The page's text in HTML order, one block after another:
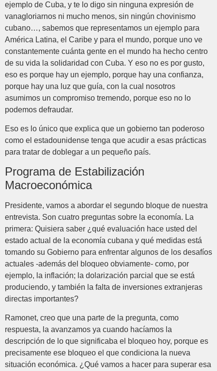
ejemplo de Cuba, y te lo digo sin ninguna expresión de
vanagloriarnos ni mucho menos, sin ningún chovinismo
cubano…, sabemos que representamos un ejemplo para
América Latina, el Caribe y para el mundo, porque uno ve
constantemente cuánta gente en el mundo ha hecho centro
de su vida la solidaridad con Cuba. Y eso no es por gusto,
eso es porque hay un ejemplo, porque hay una confianza,
porque hay una luz que guía, con la cual nosotros
asumimos un compromiso tremendo, porque eso no lo
podemos defraudar.
Eso es lo único que explica que un gobierno tan poderoso
como el estadounidense tenga que acudir a esas prácticas
para tratar de doblegar a un pequeño país.
Programa de Estabilización
Macroeconómica
Presidente, vamos a abordar el segundo bloque de nuestra
entrevista. Son cuatro preguntas sobre la economía. La
primera: Quisiera saber ¿qué evaluación hace usted del
estado actual de la economía cubana y qué medidas está
tomando su Gobierno para enfrentar algunos de los desafíos
actuales -además del bloqueo obviamente- como, por
ejemplo, la inflación; la dolarización parcial que se está
produciendo, y también la falta de inversiones extranjeras
directas importantes?
Ramonet, creo que una parte de la pregunta, como
respuesta, la avanzamos ya cuando hacíamos la
descripción de lo que significaba el bloqueo hoy, porque es
precisamente ese bloqueo el que condiciona la nueva
situación económica. ¿Qué vamos a hacer para superar esa